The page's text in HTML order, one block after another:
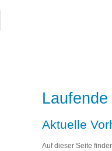
Aktuelle
Auf dieser Seite